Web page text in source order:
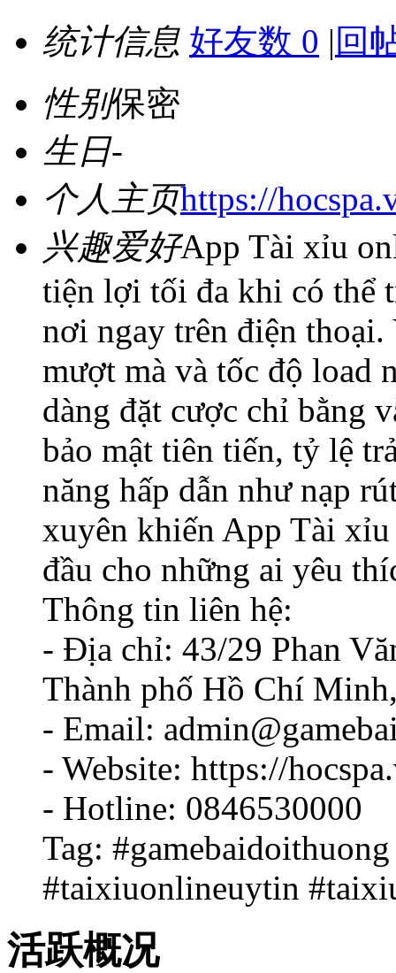
统计信息 好友数 0 | 回
性别保密
生日-
个人主页https://
兴趣爱好App Tài xỉu
tiện lợi tối đa khi có thể
nơi ngay trên điện
mượt mà và tốc độ load
dàng đặt cược chỉ bằng
bảo mật tiên tiến, tỷ lệ
năng hấp dẫn như nạp
xuyên khiến App Tài
đầu cho những ai yêu
Thông tin liên hệ:
- Địa chỉ: 43/29 Phan
Thành phố Hồ Chí
- Email:
- Website: https://
- Hotline: 0846530000
Tag:
#taixiuonlineuytin
活跃概况